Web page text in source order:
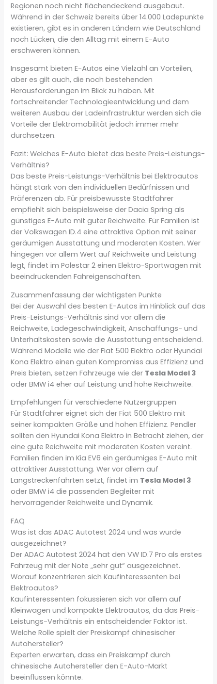
Regionen noch nicht flächendeckend ausgebaut.
Während in der Schweiz bereits über 14.000 Ladepunkte
existieren, gibt es in anderen Ländern wie Deutschland
noch Lücken, die den Alltag mit einem E-Auto
erschweren können.
Insgesamt bieten E-Autos eine Vielzahl an Vorteilen,
aber es gilt auch, die noch bestehenden
Herausforderungen im Blick zu haben. Mit
fortschreitender Technologieentwicklung und dem
weiteren Ausbau der Ladeinfrastruktur werden sich die
Vorteile der Elektromobilität jedoch immer mehr
durchsetzen.
Fazit: Welches E-Auto bietet das beste Preis-Leistungs-
Verhältnis?
Das beste Preis-Leistungs-Verhältnis bei Elektroautos
hängt stark von den individuellen Bedürfnissen und
Präferenzen ab. Für preisbewusste Stadtfahrer
empfiehlt sich beispielsweise der Dacia Spring als
günstiges E-Auto mit guter Reichweite. Für Familien ist
der Volkswagen ID.4 eine attraktive Option mit seiner
geräumigen Ausstattung und moderaten Kosten. Wer
hingegen vor allem Wert auf Reichweite und Leistung
legt, findet im Polestar 2 einen Elektro-Sportwagen mit
beeindruckenden Fahreigenschaften.
Zusammenfassung der wichtigsten Punkte
Bei der Auswahl des besten E-Autos im Hinblick auf das
Preis-Leistungs-Verhältnis sind vor allem die
Reichweite, Ladegeschwindigkeit, Anschaffungs- und
Unterhaltskosten sowie die Ausstattung entscheidend.
Während Modelle wie der Fiat 500 Elektro oder Hyundai
Kona Elektro einen guten Kompromiss aus Effizienz und
Preis bieten, setzen Fahrzeuge wie der Tesla Model 3
oder BMW i4 eher auf Leistung und hohe Reichweite.
Empfehlungen für verschiedene Nutzergruppen
Für Stadtfahrer eignet sich der Fiat 500 Elektro mit
seiner kompakten Größe und hohen Effizienz. Pendler
sollten den Hyundai Kona Elektro in Betracht ziehen, der
eine gute Reichweite mit moderaten Kosten vereint.
Familien finden im Kia EV6 ein geräumiges E-Auto mit
attraktiver Ausstattung. Wer vor allem auf
Langstreckenfahrten setzt, findet im Tesla Model 3
oder BMW i4 die passenden Begleiter mit
hervorragender Reichweite und Dynamik.
FAQ
Was ist das ADAC Autotest 2024 und was wurde
ausgezeichnet?
Der ADAC Autotest 2024 hat den VW ID.7 Pro als erstes
Fahrzeug mit der Note „sehr gut“ ausgezeichnet.
Worauf konzentrieren sich Kaufinteressenten bei
Elektroautos?
Kaufinteressenten fokussieren sich vor allem auf
Kleinwagen und kompakte Elektroautos, da das Preis-
Leistungs-Verhältnis ein entscheidender Faktor ist.
Welche Rolle spielt der Preiskampf chinesischer
Autohersteller?
Experten erwarten, dass ein Preiskampf durch
chinesische Autohersteller den E-Auto-Markt
beeinflussen könnte.